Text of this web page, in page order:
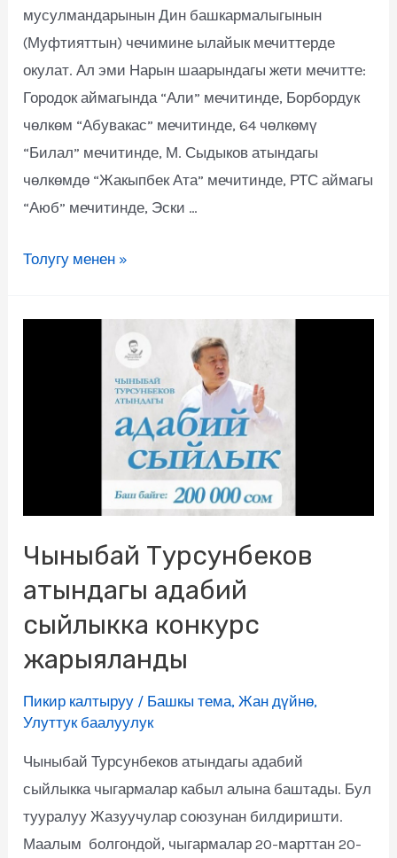
мусулмандарынын Дин башкармалыгынын
(Муфтияттын) чечимине ылайык мечиттерде
окулат. Ал эми Нарын шаарындагы жети мечитте:
Городок аймагында “Али” мечитинде, Борбордук
чөлкөм “Абувакас” мечитинде, 64 чөлкөмү
“Билал” мечитинде, М. Сыдыков атындагы
чөлкөмдө “Жакыпбек Ата” мечитинде, РТС аймагы
“Аюб” мечитинде, Эски …
Толугу менен »
Чыныбай Турсунбеков
атындагы адабий
сыйлыкка конкурс
жарыяланды
Пикир калтыруу / Башкы тема,Жан дүйнө,
Улуттук баалуулук
Чыныбай Турсунбеков атындагы адабий
сыйлыкка чыгармалар кабыл алына баштады. Бул
тууралуу Жазуучулар союзунан билдиришти.
Маалым болгондой, чыгармалар 20-марттан 20-